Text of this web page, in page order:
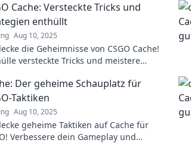
Cache: Versteckte Tricks und
enthüllt
Aug 10, 2025
die Geheimnisse von CSGO Cache!
versteckte Tricks und meistere
Der geheime Schauplatz für
Taktiken
Aug 10, 2025
geheime Taktiken auf Cache für
Verbessere dein Gameplay und